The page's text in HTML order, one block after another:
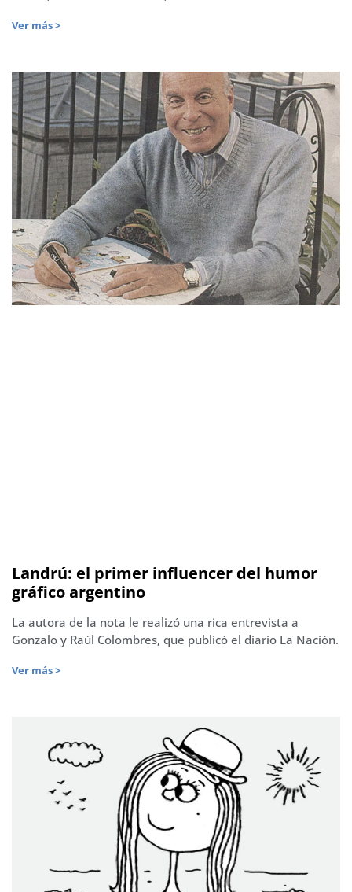
Ver más >
Landrú: el primer influencer del humor
gráfico argentino
La autora de la nota le realizó una rica entrevista a
Gonzalo y Raúl Colombres, que publicó el diario La Nación.
Ver más >